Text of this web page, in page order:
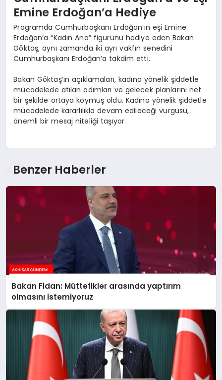
Emine Erdoğan’a Hediye
Programda Cumhurbaşkanı Erdoğan’ın eşi Emine
Erdoğan’a “Kadın Ana” figürünü hediye eden Bakan
Göktaş, aynı zamanda iki ayrı vakfın senedini
Cumhurbaşkanı Erdoğan’a takdim etti.
Bakan Göktaş’ın açıklamaları, kadına yönelik şiddetle
mücadelede atılan adımları ve gelecek planlarını net
bir şekilde ortaya koymuş oldu. Kadına yönelik şiddetle
mücadelede kararlılıkla devam edileceği vurgusu,
önemli bir mesaj niteliği taşıyor.
Benzer Haberler
Bakan Fidan: Müttefikler arasında yaptırım
olmasını istemiyoruz